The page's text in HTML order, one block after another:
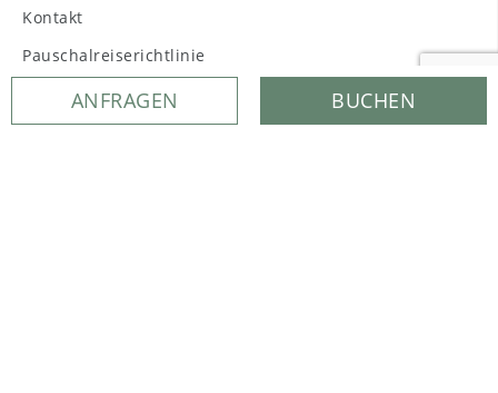
Kontakt
Pauschalreiserichtlinie
Jobs im Sonnengut
Presse
ANFRAGEN BUCHEN